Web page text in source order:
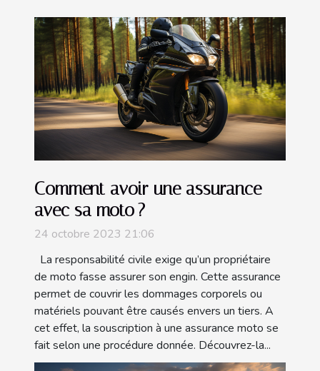
Comment avoir une assurance
avec sa moto ?
24 octobre 2023 21:06
La responsabilité civile exige qu’un propriétaire
de moto fasse assurer son engin. Cette assurance
permet de couvrir les dommages corporels ou
matériels pouvant être causés envers un tiers. A
cet effet, la souscription à une assurance moto se
fait selon une procédure donnée. Découvrez-la...